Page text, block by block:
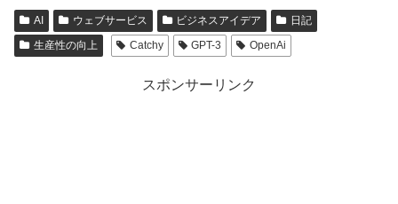
AI ウェブサービス ビジネスアイデア
日記
生産性の向上
Catchy GPT-3 OpenAi
スポンサーリンク